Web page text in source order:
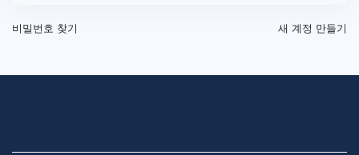
비밀번호 찾기 새 계정 만들기